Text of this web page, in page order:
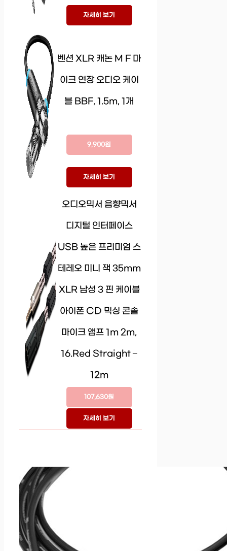
자세히 보기
벤션 XLR 캐논 M F 마
이크 연장 오디오 케이
블 BBF, 1.5m, 1개
9,900원
자세히 보기
오디오믹서 음향믹서
디지털 인터페이스
USB 높은 프리미엄 스
테레오 미니 잭 35mm
XLR 남성 3 핀 케이블
아이폰 CD 믹싱 콘솔
마이크 앰프 1m 2m,
16.Red Straight –
12m
107,630원
자세히 보기